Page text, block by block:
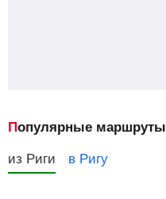
Популярные маршруты
из Риги в Ригу